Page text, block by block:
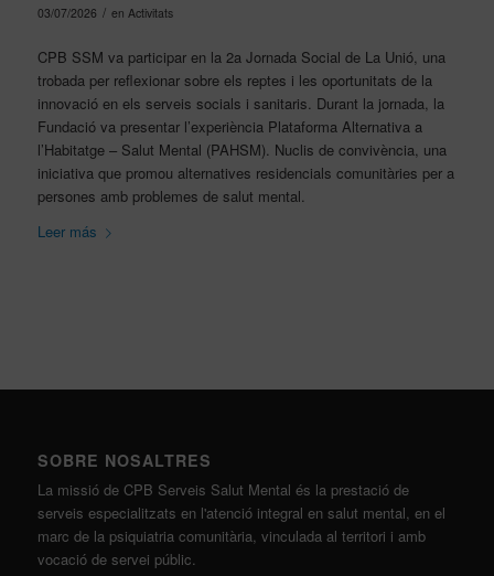
03/07/2026 / en Activitats
CPB SSM va participar en la 2a Jornada Social de La Unió, una
trobada per reflexionar sobre els reptes i les oportunitats de la
innovació en els serveis socials i sanitaris. Durant la jornada, la
Fundació va presentar l’experiència Plataforma Alternativa a
l’Habitatge – Salut Mental (PAHSM). Nuclis de convivència, una
iniciativa que promou alternatives residencials comunitàries per a
persones amb problemes de salut mental.
Leer más
SOBRE NOSALTRES
La missió de CPB Serveis Salut Mental és la prestació de
serveis especialitzats en l'atenció integral en salut mental, en el
marc de la psiquiatria comunitària, vinculada al territori i amb
vocació de servei públic.